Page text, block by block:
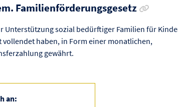
Familienförderungsgesetz Link zur
Unterstützung sozial bedürftiger Familien für
vollendet haben, in Form einer monatlichen,
gewährt.
an: